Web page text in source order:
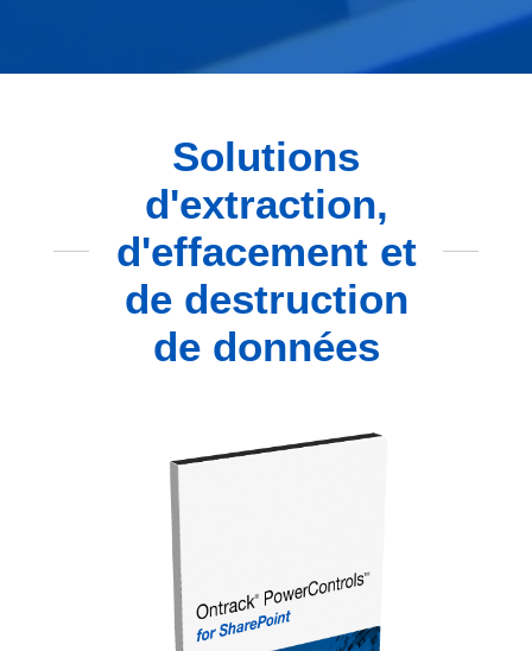
Solutions
d'extraction,
d'effacement et
de destruction
de données